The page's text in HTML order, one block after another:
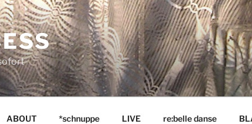
ABOUT *schnuppe LIVE re:belle danse